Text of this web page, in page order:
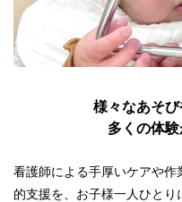
様々なあそ
多くの体
看護師による手厚いケアや作
的支援を、お子様一人ひとり